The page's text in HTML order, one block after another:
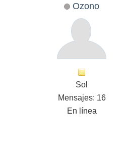
Ozono
Sol
Mensajes: 16
En línea